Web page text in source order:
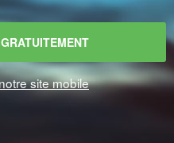
site mobile